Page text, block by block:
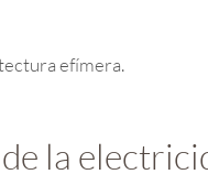
efímera.
la